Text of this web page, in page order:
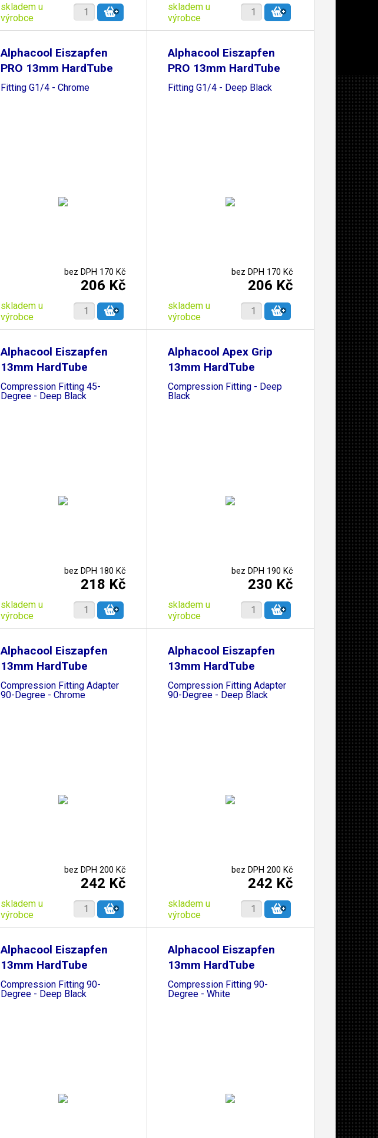
skladem u
výrobce
skladem u
výrobce
Alphacool Eiszapfen
PRO 13mm HardTube
Fitting G1/4 - Chrome
bez DPH 170 Kč
206 Kč
skladem u
výrobce
Alphacool Eiszapfen
PRO 13mm HardTube
Fitting G1/4 - Deep Black
bez DPH 170 Kč
206 Kč
skladem u
výrobce
Alphacool Eiszapfen
13mm HardTube
Compression Fitting 45-
Degree - Deep Black
bez DPH 180 Kč
218 Kč
skladem u
výrobce
Alphacool Apex Grip
13mm HardTube
Compression Fitting - Deep
Black
bez DPH 190 Kč
230 Kč
skladem u
výrobce
Alphacool Eiszapfen
13mm HardTube
Compression Fitting Adapter
90-Degree - Chrome
bez DPH 200 Kč
242 Kč
skladem u
výrobce
Alphacool Eiszapfen
13mm HardTube
Compression Fitting Adapter
90-Degree - Deep Black
bez DPH 200 Kč
242 Kč
skladem u
výrobce
Alphacool Eiszapfen
13mm HardTube
Compression Fitting 90-
Degree - Deep Black
Alphacool Eiszapfen
13mm HardTube
Compression Fitting 90-
Degree - White